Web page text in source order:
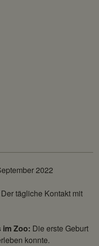
2022
Der tägliche Kontakt mit
im Zoo: Die erste Geburt
konnte.